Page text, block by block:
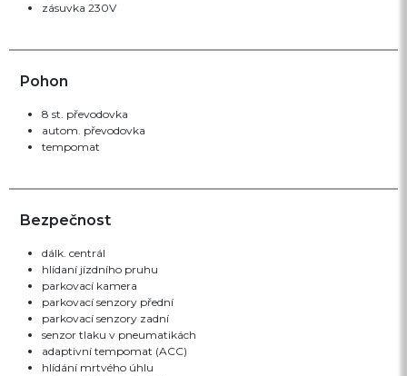
zásuvka 230V
Pohon
8 st. převodovka
autom. převodovka
tempomat
Bezpečnost
dálk. centrál
hlídaní jízdního pruhu
parkovací kamera
parkovací senzory přední
parkovací senzory zadní
senzor tlaku v pneumatikách
adaptivní tempomat (ACC)
hlídání mrtvého úhlu